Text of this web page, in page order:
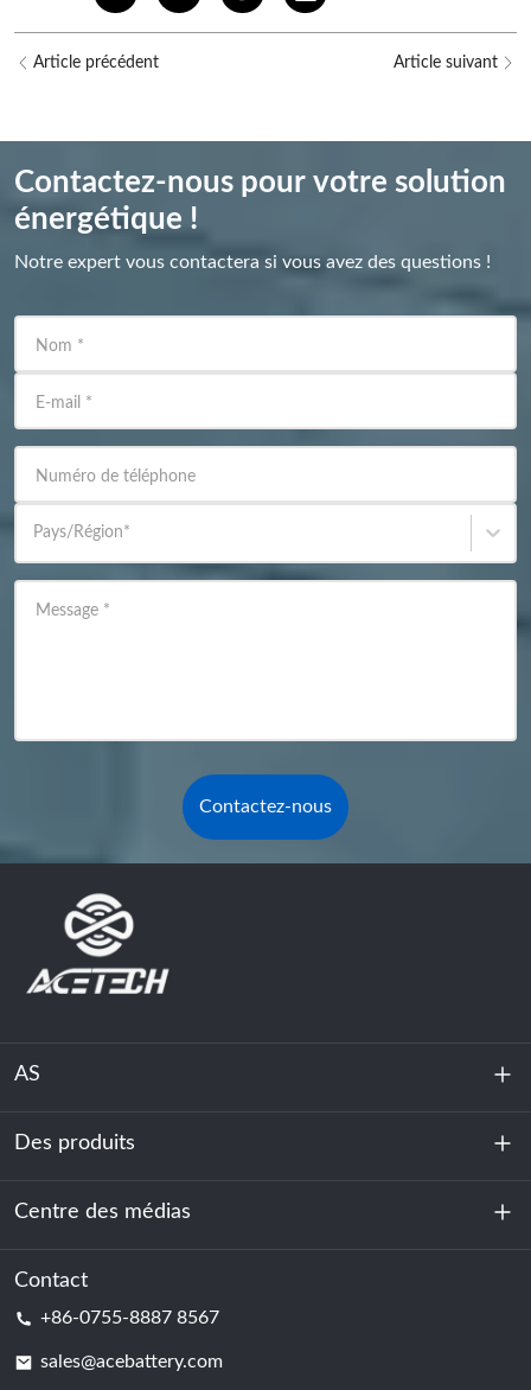
Article précédent Article suivant
Contactez-nous pour votre solution
énergétique !
Notre expert vous contactera si vous avez des questions !
Nom *
E-mail *
Numéro de téléphone
Pays/Région*
Message *
Contactez-nous
AS
À propos de nous
Durabilité
Des produits
Stockage d'énergie
Centre de données et salle des serveurs
Centre des médias
Nouvelles
Contact
+86-0755-8887 8567
sales@acebattery.com